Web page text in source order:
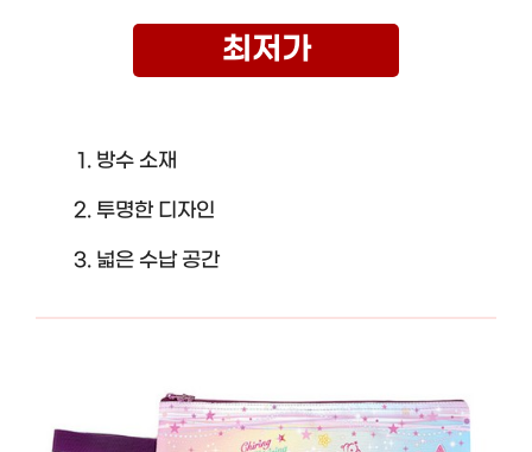
최저가
방수 소재
투명한 디자인
넓은 수납 공간